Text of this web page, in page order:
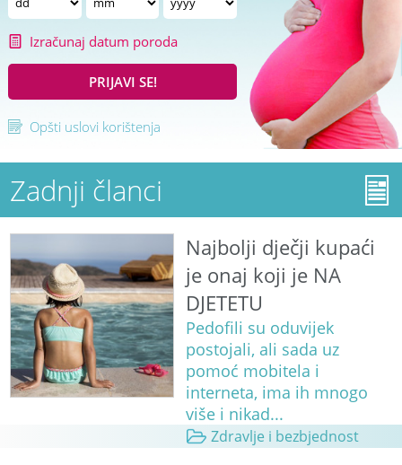
Izračunaj datum poroda
PRIJAVI SE!
Opšti uslovi korištenja
Zadnji članci
Najbolji dječji kupaći
je onaj koji je NA
DJETETU
Pedofili su oduvijek
postojali, ali sada uz
pomoć mobitela i
interneta, ima ih mnogo
više i nikad...
Zdravlje i bezbjednost